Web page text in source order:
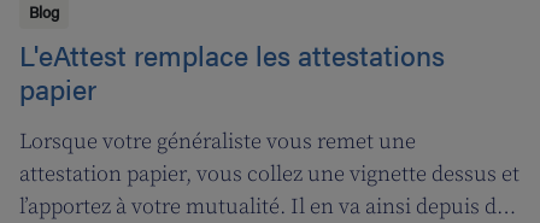
Blog
L'eAttest remplace les attestations
papier
Lorsque votre généraliste vous remet une
attestation papier, vous collez une vignette dessus et
l’apportez à votre mutualité. Il en va ainsi depuis des